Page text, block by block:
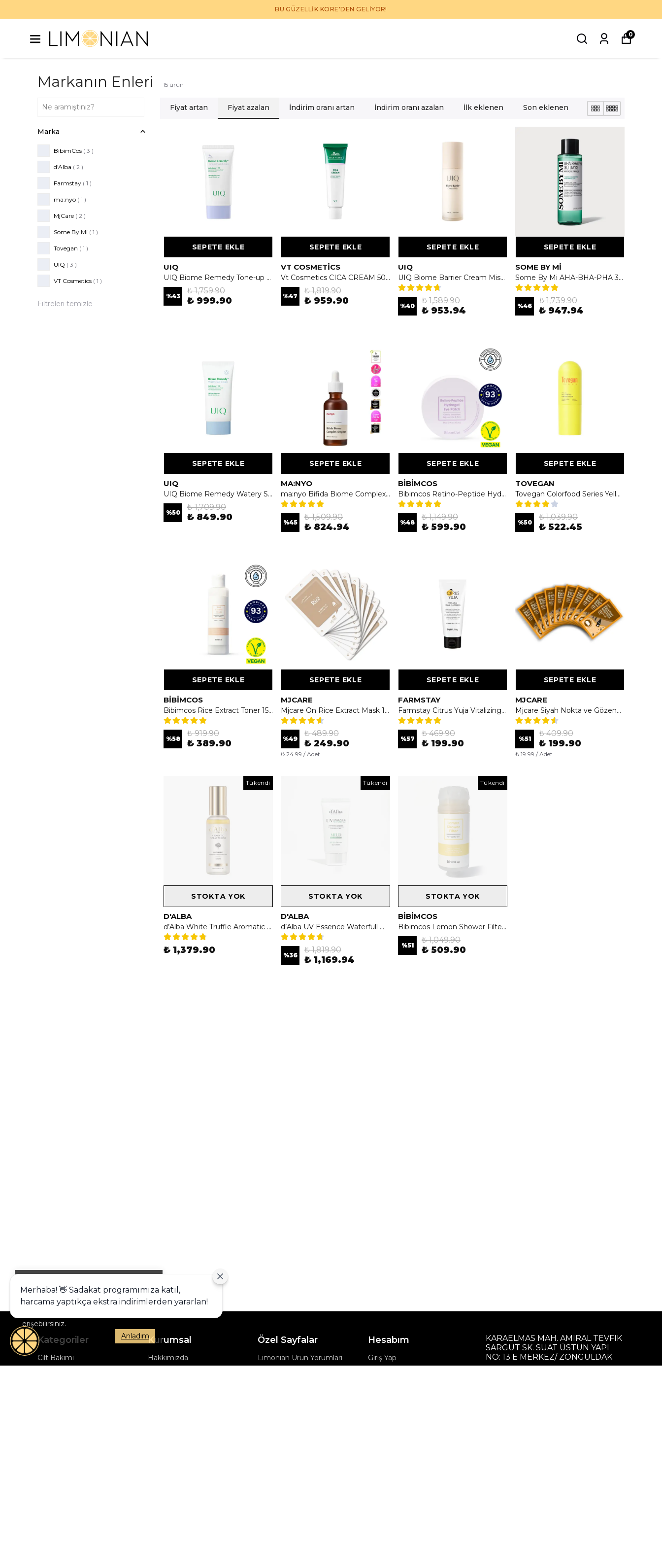
BU GÜZELLİK KORE'DEN GELİYOR!
0
yasal düzenlemelere uygun çerezler
(cookies) kullanıyoruz. Detaylı bilgiye
erişebilirsiniz.
Anladım
Markanın Enleri 15 ürün
Fiyat artan Fiyat azalan İndirim oranı artan İndirim oranı azalan İlk eklenen Son eklenen
Marka
BibimCos ( 3 )
d'Alba ( 2 )
Farmstay ( 1 )
ma:nyo ( 1 )
MjCare ( 2 )
Some By Mi ( 1 )
Tovegan ( 1 )
UIQ ( 3 )
VT Cosmetics ( 1 )
Filtreleri temizle
SEPETE EKLE
UIQ
UIQ Biome Remedy Tone-up Sun Cream Purple SPF50+ PA++++ 50ml - Mor Işıltılı & Aydınlatıcı Güneş Koruyucu Krem
%43
₺ 1,759.90
₺ 999.90
SEPETE EKLE
VT COSMETICS
Vt Cosmetics CICA CREAM 50 ml - Yatıştırmaya Yardımcı Yüz Kremi
%47
₺ 1,819.90
₺ 959.90
SEPETE EKLE
UIQ
UIQ Biome Barrier Cream Mist 100ml - Yoğun Nemlendirici & Bariyer Onarıcı Krem Mist
%40
₺ 1,589.90
₺ 953.94
SEPETE EKLE
SOME BY MI
Some By Mi AHA-BHA-PHA 30 Days Miracle Toner - Aha-Bha-Pha Asitlerini İçeren Hassas Ciltlere Özel Tonik
%46
₺ 1,739.90
₺ 947.94
SEPETE EKLE
UIQ
UIQ Biome Remedy Watery Sun Cream SPF50+ PA++++ 50ml - Yeni Nesil Nemlendirici Güneş Kremi
%50
₺ 1,709.90
₺ 849.90
SEPETE EKLE
MA:NYO
ma:nyo Bifida Bıome Complex Ampoule 30ml - Bifida İçeren Kompleks Ampul
%45
₺ 1,509.90
₺ 824.94
SEPETE EKLE
BIBIMCOS
Bibimcos Retino-Peptide Hydrogel Eye Patch 60 Adet - Kırışıklık Karşıtı & Canlandırıcı Göz Maskesi
%48
₺ 1,149.90
₺ 599.90
SEPETE EKLE
TOVEGAN
Tovegan Colorfood Series Yellow UV Sun Protect SPF50+/PA+++ 60ml - Color Food Serisi Sarı Güneş Koruyucu SPF50+/PA+++
%50
₺ 1,039.90
₺ 522.45
SEPETE EKLE
BIBIMCOS
Bibimcos Rice Extract Toner 150ml - Aydınlatıcı & Nemlendirici Pirinç Toniği
%58
₺ 919.90
₺ 389.90
SEPETE EKLE
MJCARE
Mjcare On Rice Extract Mask 10'lu - Pirinç Özlü Aydınlatıcı ve Nemlendirici Yüz Maskesi
%49
₺ 489.90
₺ 249.90
₺ 24.99 / Adet
SEPETE EKLE
FARMSTAY
Farmstay Citrus Yuja Vitalizing Foam Cleansing 100ml - Yuja Özlü Temizleyici Köpük
%57
₺ 469.90
₺ 199.90
SEPETE EKLE
MJCARE
Mjcare Siyah Nokta ve Gözenek Bakımı İçin Burun Bandı 10'lu - Derinlemesine Arındırıcı ve Sıkılaştırıcı Bakım
%51
₺ 409.90
₺ 199.90
₺ 19.99 / Adet
Tükendi
STOKTA YOK
D'ALBA
d’Alba White Truffle Aromatic Spray Serum 60ml - Premium Nemlendirici, Besleyici & Onarıcı Sprey Serum
₺ 1,379.90
Tükendi
STOKTA YOK
D'ALBA
d’Alba UV Essence Waterfull Mild Sun Cream SPF 50+ PA++++ 50ml - Hassas Ciltler İçin Nazik Mineral Koruma
%36
₺ 1,819.90
₺ 1,169.94
Tükendi
STOKTA YOK
BIBIMCOS
Bibimcos Lemon Shower Filter - Limon Özlü Duş Filtresi
%51
₺ 1,049.90
₺ 509.90
Kategoriler
Cilt Bakımı
Kurumsal
Hakkımızda
Özel Sayfalar
Limonian Ürün Yorumları
Hesabım
Giriş Yap
KARAELMAS MAH. AMIRAL TEVFIK
SARGUT SK. SUAT ÜSTÜN YAPI
NO: 13 E MERKEZ/ ZONGULDAK
Merhaba! 👋 Sadakat programımıza katıl,
harcama yaptıkça ekstra indirimlerden yararlan!